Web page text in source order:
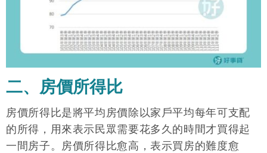
二、房價所得比
房價所得比是將平均房價除以家戶平均每年可支配
的所得，用來表示民眾需要花多久的時間才買得起
一間房子。房價所得比愈高，表示買房的難度愈